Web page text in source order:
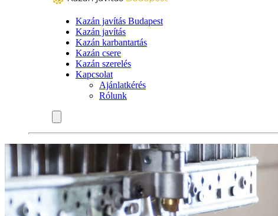
Kazán javítás Budapest
Kazán javítás
Kazán karbantartás
Kazán csere
Kazán szerelés
Kapcsolat
Ajánlatkérés
Rólunk